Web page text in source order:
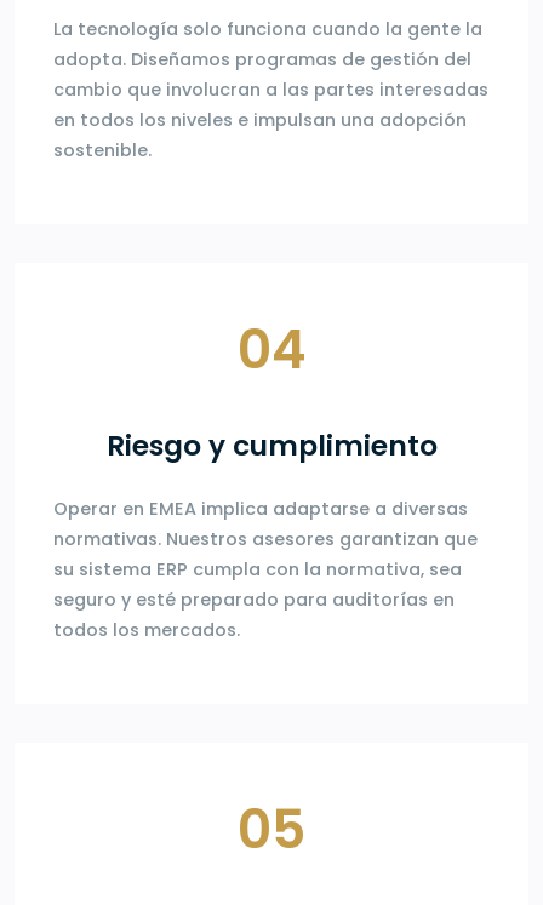
La tecnología solo funciona cuando la gente la
adopta. Diseñamos programas de gestión del
cambio que involucran a las partes interesadas
en todos los niveles e impulsan una adopción
sostenible.
04
Riesgo y cumplimiento
Operar en EMEA implica adaptarse a diversas
normativas. Nuestros asesores garantizan que
su sistema ERP cumpla con la normativa, sea
seguro y esté preparado para auditorías en
todos los mercados.
05